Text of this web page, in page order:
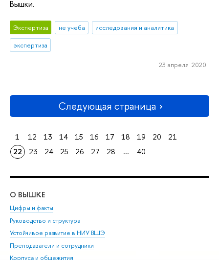
Вышки.
Экспертиза не учеба
исследования и аналитика
экспертиза
23 апреля 2020
Следующая страница
1 12 13 14 15 16 17 18 19 20
21
22
23 24 25 26 27 28 ... 40
О ВЫШКЕ
Цифры и факты
Руководство и структура
Устойчивое развитие в НИУ ВШЭ
Преподаватели и сотрудники
Корпуса и общежития